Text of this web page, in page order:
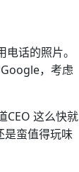
话的照片。
，考虑
这么快就
是蛮值得玩味